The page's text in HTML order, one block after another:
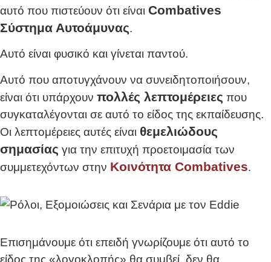
αυτό που πιστεύουν ότι είναι Combatives
Σύστημα Αυτοάμυνας.
Αυτό είναι φυσικό και γίνεται παντού.
Αυτό που αποτυγχάνουν να συνειδητοποιήσουν,
είναι ότι υπάρχουν πολλές λεπτομέρειες που
συγκαταλέγονται σε αυτό το είδος της εκπαίδευσης.
Οι λεπτομέρειες αυτές είναι θεμελιώδους
σημασίας για την επιτυχή προετοιμασία των
συμμετεχόντων στην Κοινότητα Combatives.
Επισημάνουμε ότι επειδή γνωρίζουμε ότι αυτό το